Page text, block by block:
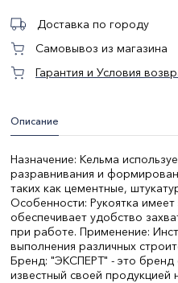
Описание
Назначение: Кельма
разравнивания и
таких как цементные,
Особенности: Рукоятка
обеспечивает удобство
при работе. Применение:
выполнения различных
Бренд: "ЭКСПЕРТ" - это бренд
известный своей продукцией
Доставка по городу
Самовывоз из магазина
Гарантия и Условия